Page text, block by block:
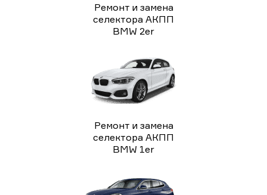
Ремонт и замена
селектора АКПП
BMW 2er
Ремонт и замена
селектора АКПП
BMW 1er